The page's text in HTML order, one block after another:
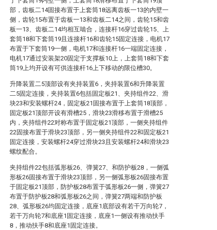
部，齿板二14固接布置于上套筒18远离齿板一13的内壁一
侧，齿轮15布置于齿板一13和齿板二14之间，齿轮15和齿
板一13、齿板二14均相互啮合，连接杆16穿过齿轮15、上
套筒18和下套筒19且连接杆16和齿轮15固定连接，电机17
布置于下套筒19一侧，电机17和连接杆16一端固定连接，
电机17通过安装架20固定于支撑板10上，上套筒18和下套
筒19上均开设有可供连接杆16上下移动的限位槽30。
升降装置二5顶部设有夹持装置6，夹持装置6和升降装置
二5固定连接，夹持装置6包括固定板21、夹持组件22、滑
块23和安装螺杆24，固定板21固接布置于上套筒18顶部，
固定板21顶部开设有滑槽25，滑块23滑移布置于滑槽25
内，夹持组件22对称布置于固定板21顶部，一侧夹持组件
22固接布置于滑块23顶部，另一侧夹持组件22和固定板21
固定连接，安装螺杆24穿过滑块23且安装螺杆24和滑块23
螺纹配合。
夹持组件22包括弧形板26、弹簧27、和防护板28，一侧弧
形板26固接布置于滑块23顶部，另一侧弧形板26固接布置
于固定板21顶部，防护板28布置于弧形板26一侧，弹簧27
布置于防护板28和弧形板26之间，弹簧27两端和防护板
28、弧形板26均固定连接，底座1底部设有若干万向轮7，
若干万向轮7和底座1固定连接，底座1一侧设有推动扶手
8，推动扶手8和底座1固定连接。